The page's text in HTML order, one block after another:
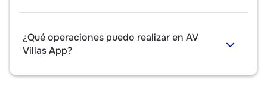
¿Qué operaciones puedo realizar en AV
Villas App?